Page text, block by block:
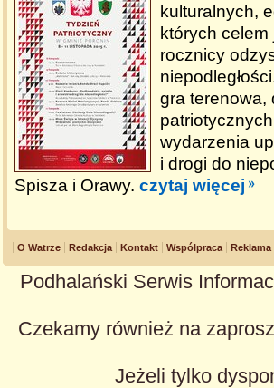
kulturalnych,
których
rocznicy
gra terenowa,
wydarzenia
i drogi do
Spisza i Orawy. czytaj więcej
O Watrze Redakcja Kontakt Współpraca Reklama
Podhalański Serwis
Czekamy również na
Jeżeli tylko